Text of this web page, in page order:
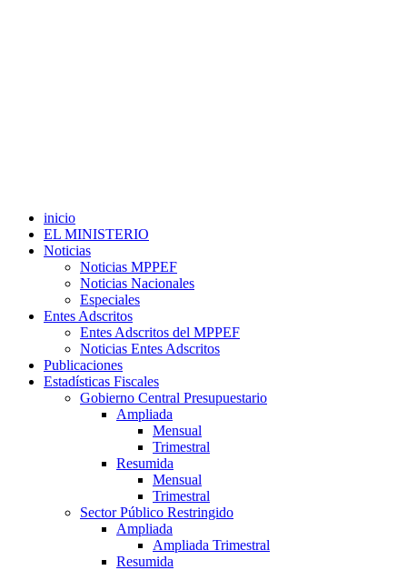
inicio
EL MINISTERIO
Noticias
Noticias MPPEF
Noticias Nacionales
Especiales
Entes Adscritos
Entes Adscritos del MPPEF
Noticias Entes Adscritos
Publicaciones
Estadísticas Fiscales
Gobierno Central Presupuestario
Ampliada
Mensual
Trimestral
Resumida
Mensual
Trimestral
Sector Público Restringido
Ampliada
Ampliada Trimestral
Resumida